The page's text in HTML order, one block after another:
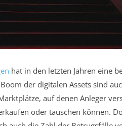
hat in den letzten Jahren eine
der digitalen Assets sind
auf denen Anleger
oder tauschen können.